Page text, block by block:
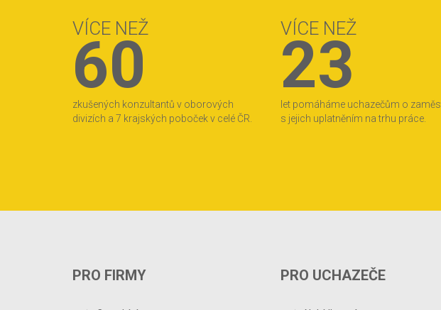
VÍCE NEŽ
60
zkušených konzultantů v oborových
divizích a 7 krajských poboček v celé ČR.
VÍCE NEŽ
23
let pomáháme uchazečům o
s jejich uplatněním na trhu práce.
PRO FIRMY PRO UCHAZEČE